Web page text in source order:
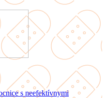
s neefektívnymi